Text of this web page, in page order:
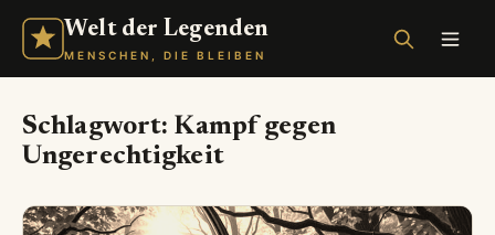
Welt der Legenden
MENSCHEN, DIE BLEIBEN
Schlagwort: Kampf gegen
Ungerechtigkeit